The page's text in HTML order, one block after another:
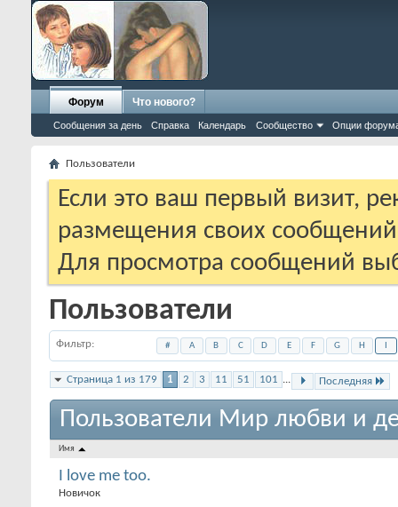
Форум
Сообщения за день Справка Календарь Сообщество Опции
Что нового?
Пользователи
Если это ваш первый визит,
размещения своих
Для просмотра сообщений
Пользователи
Фильтр # A B C D E F G H
Страница 1 из 179 1 2 3 11 51 101 ... Последняя
Пользователи Мир любви и
Имя
I love me too.
Новичок